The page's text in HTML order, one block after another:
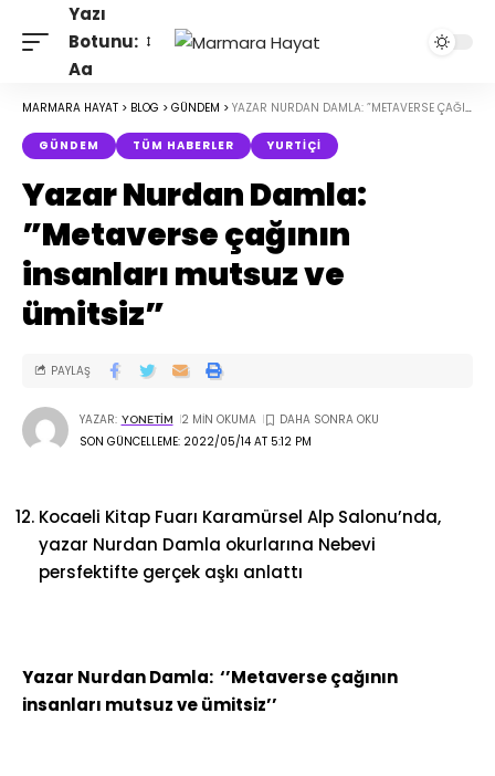
Yazı
Botunu:
Aa
MARMARA HAYAT > BLOG > GÜNDEM > YAZAR NURDAN DAMLA: ”METAVERSE ÇAĞININ INSANLARI MUTSUZ VE ÜMITSIZ”
GÜNDEM TÜM HABERLER YURTIÇI
Yazar Nurdan Damla:
”Metaverse çağının
insanları mutsuz ve
ümitsiz”
SON GÜNCELLEME: 2022/05/14 AT 5:12 PM
YAZAR: YONETIM 2 MIN OKUMA
PAYLAŞ
Kocaeli Kitap Fuarı Karamürsel Alp Salonu’nda,
yazar Nurdan Damla okurlarına Nebevi
persfektifte gerçek aşkı anlattı
Yazar Nurdan Damla: ‘’Metaverse çağının
insanları mutsuz ve ümitsiz’’